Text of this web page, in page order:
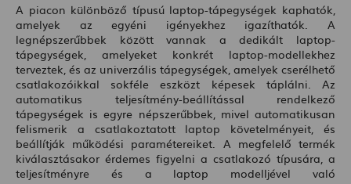
A piacon különböző típusú laptop-tápegységek kaphatók,
amelyek az egyéni igényekhez igazíthatók. A
legnépszerűbbek között vannak a dedikált laptop-
tápegységek, amelyeket konkrét laptop-modellekhez
terveztek, és az univerzális tápegységek, amelyek cserélhető
csatlakozóikkal sokféle eszközt képesek táplálni. Az
automatikus teljesítmény-beállítással rendelkező
tápegységek is egyre népszerűbbek, mivel automatikusan
felismerik a csatlakoztatott laptop követelményeit, és
beállítják működési paramétereiket. A megfelelő termék
kiválasztásakor érdemes figyelni a csatlakozó típusára, a
teljesítményre és a laptop modelljével való